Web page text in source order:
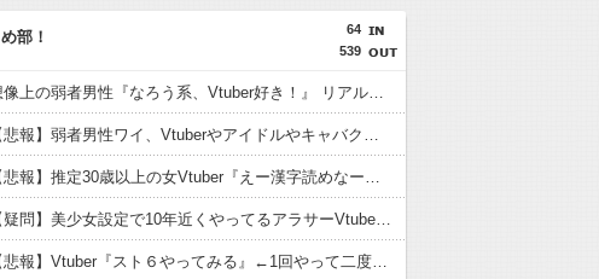
64
539
部！
想像上の弱者男性『なろう系、Vtuber好き！』 リアル弱者男性『哲学、古典文学、世界史。(ﾒｶﾞﾈｸｲ)』
【悲報】弱者男性ワイ、Vtuberやアイドルやキャバクラに金を使いまくる奴が理解できない…
【悲報】推定30歳以上の女Vtuber『えー漢字読めなーいわかんなーい』 キッズリスナー『！？』
【疑問】美少女設定で10年近くやってるアラサーVtuberとか痛いとしか思えないんだが興奮するもんなの？
【悲報】Vtuber『スト６やってみる』←1回やって二度とやらないパターン多すぎだろｗｗｗｗ